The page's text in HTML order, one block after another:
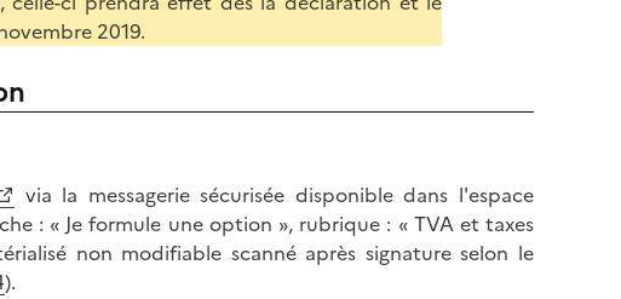
2019.
via la messagerie sécurisée disponible dans l'espace
: « Je formule une option », rubrique : « TVA et taxes
non modifiable scanné après signature selon le
).